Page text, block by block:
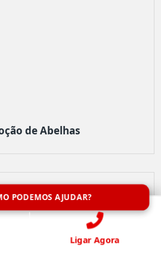
de Abelhas
PODEMOS AJUDAR?
Ligar Agora